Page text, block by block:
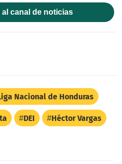
al canal de noticias
Nacional de Honduras
DEI Héctor Vargas